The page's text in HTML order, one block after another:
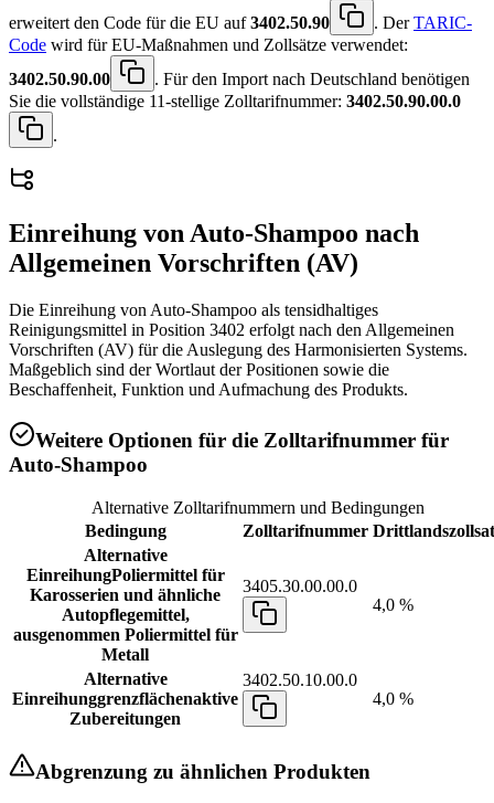
erweitert den Code für die EU auf3402.50.90 . DerTARIC-
Code wird für EU-Maßnahmen und Zollsätze verwendet:
3402.50.90.00
. Für den Import nach Deutschland benötigen
Sie die vollständige 11-stellige Zolltarifnummer: 3402.50.90.00.0
.
Einreihung vonAuto-Shampoo nach
Allgemeinen Vorschriften (AV)
Die Einreihung von Auto-Shampoo als tensidhaltiges
Reinigungsmittel in Position 3402 erfolgt nach den Allgemeinen
Vorschriften (AV) für die Auslegung des Harmonisierten Systems.
Maßgeblich sind der Wortlaut der Positionen sowie die
Beschaffenheit, Funktion und Aufmachung des Produkts.
Weitere Optionen für die Zolltarifnummer für
Auto-Shampoo
Alternative Zolltarifnummern und Bedingungen
Bedingung
Zolltarifnummer
Alternative
EinreihungPoliermittel für
Karosserien und ähnliche
Autopflegemittel,
ausgenommen Poliermittel für
Metall
3405.30.00.00.0
4,0 %
Alternative
Einreihunggrenzflächenaktive
Zubereitungen
3402.50.10.00.0
4,0 %
Abgrenzung zu ähnlichen Produkten